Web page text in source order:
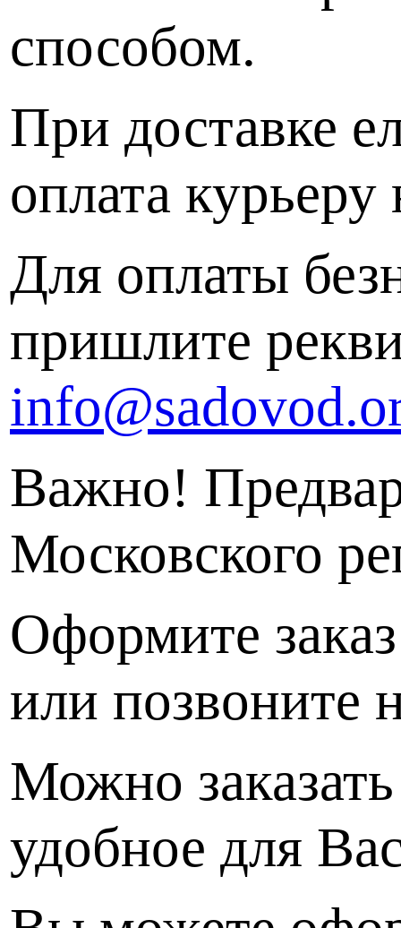
способом.
При доставке
оплата
Для оплаты
пришлите
Важно!
Московского
Оформите
или позвоните
Можно
удобное для